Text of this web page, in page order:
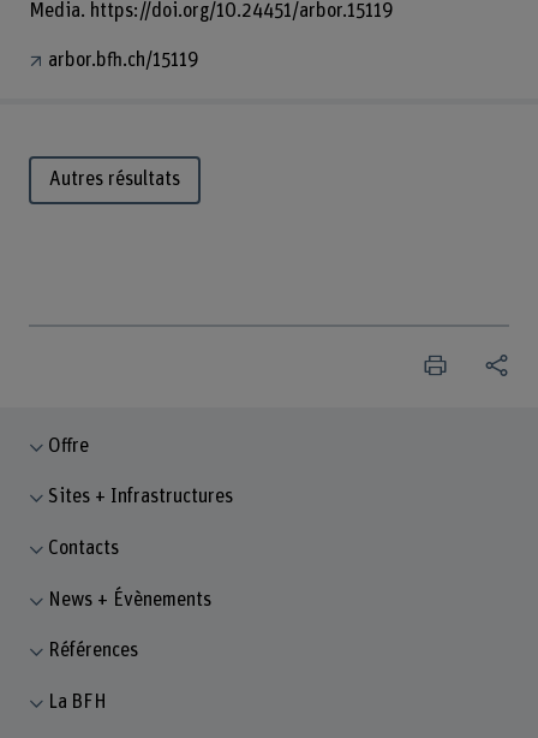
Media. https://doi.org/10.24451/arbor.15119
arbor.bfh.ch/15119
Autres résultats
Offre
Sites + Infrastructures
Contacts
News + Évènements
Références
La BFH